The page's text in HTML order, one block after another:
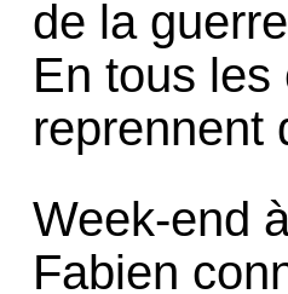
de la
En tous les
reprennent
Week-end
Fabien